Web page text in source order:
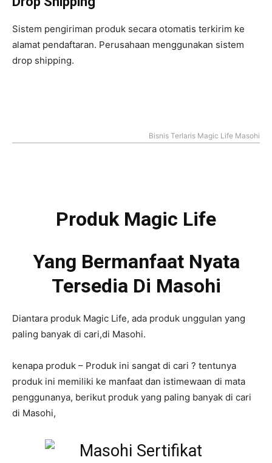
Sistem pengiriman produk secara otomatis terkirim ke
alamat pendaftaran. Perusahaan menggunakan sistem
drop shipping.
Bisnis Terlaris Magic Life Masohi
Produk Magic Life
Yang Bermanfaat Nyata
Tersedia Di Masohi
Diantara produk Magic Life, ada produk unggulan yang
paling banyak di cari,di Masohi.
kenapa produk – Produk ini sangat di cari ? tentunya
produk ini memiliki ke manfaat dan istimewaan di mata
penggunanya, berikut produk yang paling banyak di cari
di Masohi,